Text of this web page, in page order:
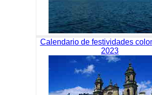
Calendario de festividades
2023